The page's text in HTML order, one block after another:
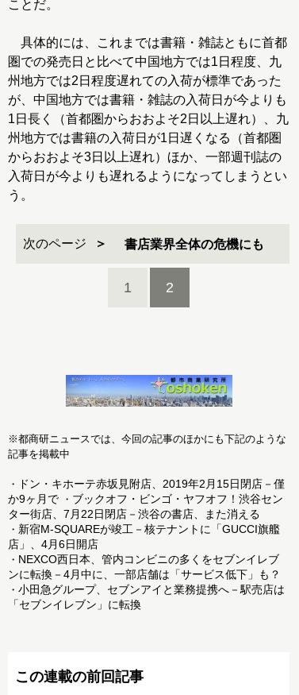
ことだ。
具体的には、これまでは書籍・雑誌ともに首都
圏での発売日と比べて中国地方では1日程度、九
州地方では2日程度遅れての入荷が標準であった
が、中国地方では書籍・雑誌の入荷日が今よりも
1日長く（首都圏からおおよそ2日以上遅れ）、九
州地方では書籍の入荷日が1日遅くなる（首都圏
からおおよそ3日以上遅れ）ほか、一部週刊誌の
入荷日が今よりも遅れるようになってしまうとい
う。
次のページ 書店業界全体の危機にも
1 2
※都商研ニュースでは、今回の記事のほかにも下記のような
記事を掲載中
・
ドン・キホーテ赤坂見附店、2019年2月15日閉店－僅
か9ヶ月で ・ ブックオフ・ビンゴ・ヤフオフ！渋谷セン
ター街店、7月22日閉店－渋谷の書店、また消える
・ 新宿M-SQUAREが竣工－核テナントに「GUCCI旗艦
店」、4月6日開店
・ NEXCO西日本、管内コンビニの多くをセブンイレブ
ンに転換－4月中に、一部店舗は「サービス低下」も？
・ 小田急グループ、セブンアイと業務提携へ－駅売店は
「セブンイレブン」に転換
この連載の前回記事